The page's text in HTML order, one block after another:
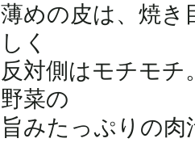
薄めの皮は、焼き
しく
反対側はモチモチ
野菜の
旨みたっぷりの肉